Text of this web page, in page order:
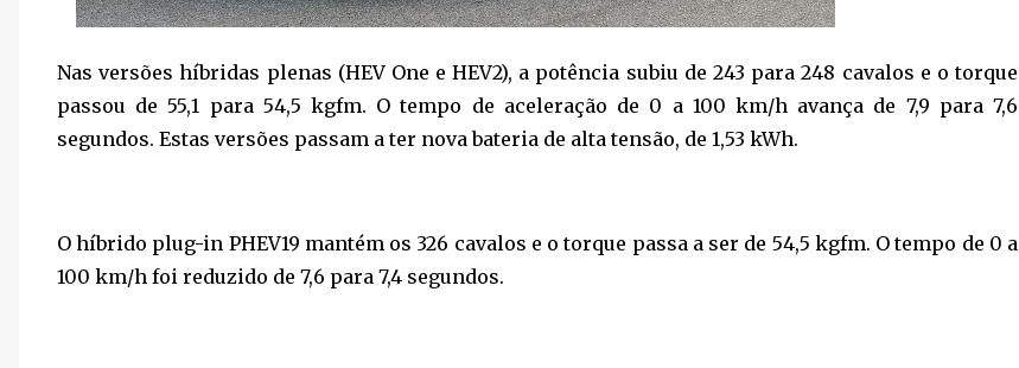
Nas versões híbridas plenas (HEV One e HEV2), a potência subiu de 243 para 248 cavalos e o torque
passou de 55,1 para 54,5 kgfm. O tempo de aceleração de 0 a 100 km/h avança de 7,9 para 7,6
segundos. Estas versões passam a ter nova bateria de alta tensão, de 1,53 kWh.
O híbrido plug-in PHEV19 mantém os 326 cavalos e o torque passa a ser de 54,5 kgfm. O tempo de 0 a
100 km/h foi reduzido de 7,6 para 7,4 segundos.